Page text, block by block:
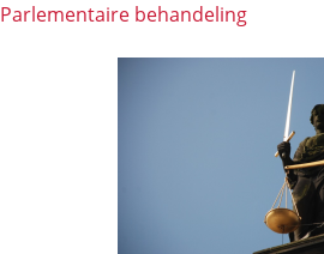
Parlementaire behandeling